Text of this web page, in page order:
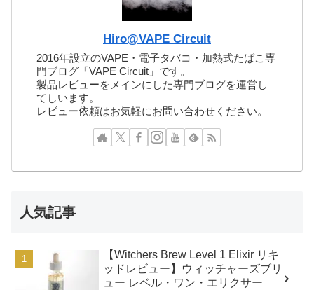
Hiro@VAPE Circuit
2016年設立のVAPE・電子タバコ・加熱式たばこ専
門ブログ「VAPE Circuit」です。
製品レビューをメインにした専門ブログを運営し
てしいます。
レビュー依頼はお気軽にお問い合わせください。
人気記事
【Witchers Brew Level 1 Elixir リキ
ッドレビュー】ウィッチャーズブリ
ュー レベル・ワン・エリクサー